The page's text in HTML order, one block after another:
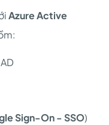
Azure Active
Sign-On - SSO)